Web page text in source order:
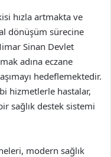
hızla artmakta ve
dönüşüm sürecine
Sinan Devlet
adına eczane
hedeflemektedir.
hizmetlerle hastalar,
sağlık destek sistemi
modern sağlık